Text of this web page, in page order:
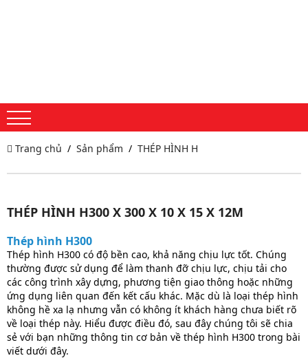
Trang chủ Sản phẩm THÉP HÌNH H
THÉP HÌNH H300 X 300 X 10 X 15 X 12M
Thép hình H300
Thép hình H300 có độ bền cao, khả năng chịu lực tốt. Chúng
thường được sử dụng để làm thanh đỡ chịu lực, chịu tải cho
các công trình xây dựng, phương tiện giao thông hoặc những
ứng dụng liên quan đến kết cấu khác. Mặc dù là loại thép hình
không hề xa lạ nhưng vẫn có không ít khách hàng chưa biết rõ
về loại thép này. Hiểu được điều đó, sau đây chúng tôi sẽ chia
sẻ với bạn những thông tin cơ bản về thép hình H300 trong bài
viết dưới đây.